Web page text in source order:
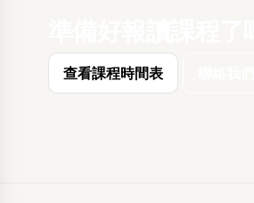
查看課程時間表